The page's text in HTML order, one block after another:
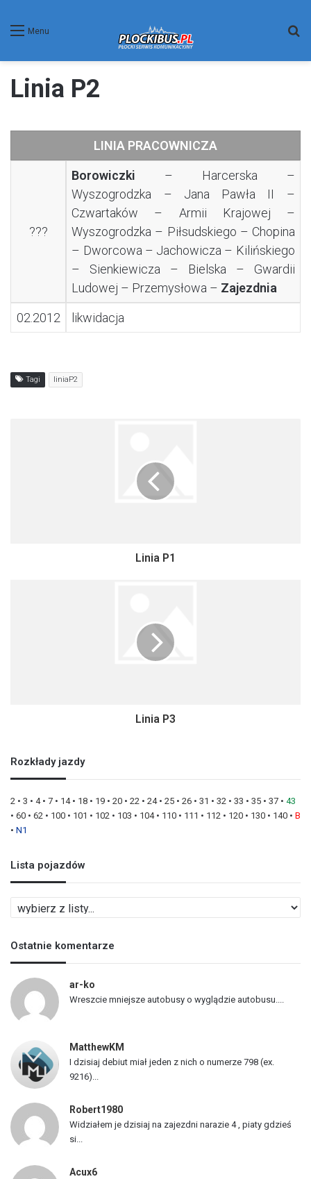
Menu
Linia P2
LINIA PRACOWNICZA
???
Borowiczki – Harcerska –
Wyszogrodzka – Jana Pawła II –
Czwartaków – Armii Krajowej –
Wyszogrodzka – Piłsudskiego – Chopina
– Dworcowa – Jachowicza – Kilińskiego
– Sienkiewicza – Bielska – Gwardii
Ludowej – Przemysłowa – Zajezdnia
02.2012 likwidacja
Tagi liniaP2
Linia P1
Linia P3
Rozkłady jazdy
2 • 3 • 4• 7 • 14• 18 • 19 • 20 • 22 • 24• 25 • 26 • 31 • 32 • 33 • 35 • 37 • 43
• 60 • 62 • 100 • 101 • 102 • 103 • 104• 110 • 111 • 112 • 120 • 130 • 140 • B
• N1
Lista pojazdów
i
t
a
o
j
w
Ostatnie komentarze
ar-ko
Wreszcie mniejsze autobusy o wyglądzie autobusu....
MatthewKM
I dzisiaj debiut miał jeden z nich o numerze 798 (ex.
9216)...
Robert1980
Widziałem je dzisiaj na zajezdni narazie 4 , piaty gdzieś
si...
Acux6